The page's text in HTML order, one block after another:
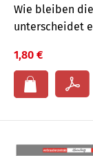
Wie bleiben
unterscheidet
1,80 €